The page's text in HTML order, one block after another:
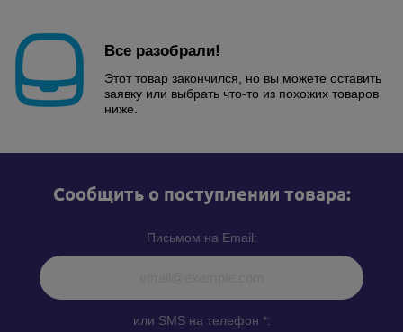
Все разобрали!
Этот товар закончился, но вы можете оставить
заявку или выбрать что-то из похожих товаров
ниже.
Cообщить о поступлении товара:
Письмом на Email:
или SMS на телефон *: